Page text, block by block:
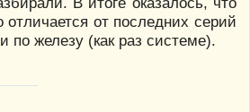
отличается от последних серий
по железу (как раз системе).